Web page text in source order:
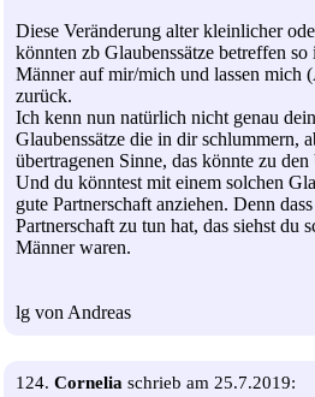
Diese Veränderung alter kleinlicher
könnten zb Glaubenssätze betreffen
Männer auf mir/mich und lassen mich
zurück.
Ich kenn nun natürlich nicht genau
Glaubenssätze die in dir schlummern,
übertragenen Sinne, das könnte zu
Und du könntest mit einem solchen
gute Partnerschaft anziehen. Denn
Partnerschaft zu tun hat, das siehst du
Männer waren.
lg von Andreas
124. Cornelia schrieb am 25.7.2019: